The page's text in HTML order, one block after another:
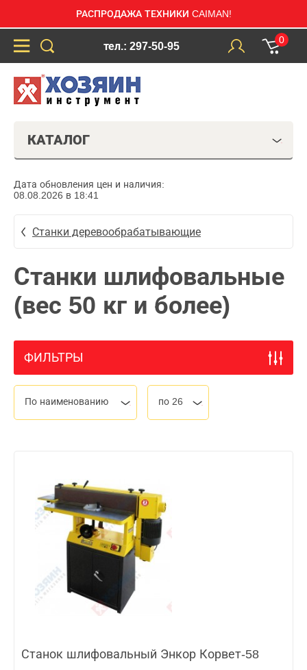
РАСПРОДАЖА ТЕХНИКИ CAIMAN!
тел.: 297-50-95
0
КАТАЛОГ
Дата обновления цен и наличия:
08.08.2026 в 18:41
Станки деревообрабатывающие
Станки шлифовальные
(вес 50 кг и более)
ФИЛЬТРЫ
По наименованию по 26
Станок шлифовальный Энкор Корвет-58